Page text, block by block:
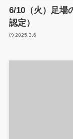
6/10（火）足場
認定）
2025.3.6